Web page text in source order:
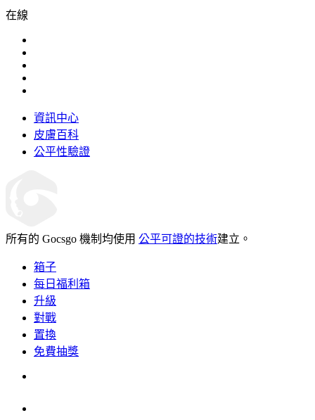
在線
資訊中心
皮膚百科
公平性驗證
所有的 Gocsgo 機制均使用 公平可證的技術建立。
箱子
每日福利箱
升級
對戰
置換
免費抽獎